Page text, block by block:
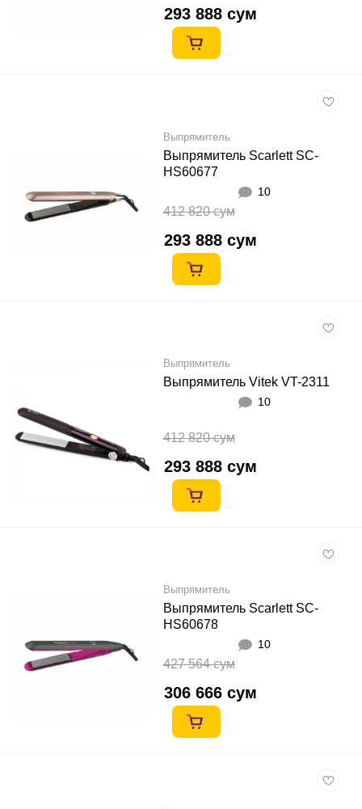
293 888 сум
Выпрямитель
Выпрямитель Scarlett SC-
HS60677
10
412 820 сум
293 888 сум
Выпрямитель
Выпрямитель Vitek VT-2311
10
412 820 сум
293 888 сум
Выпрямитель
Выпрямитель Scarlett SC-
HS60678
10
427 564 сум
306 666 сум